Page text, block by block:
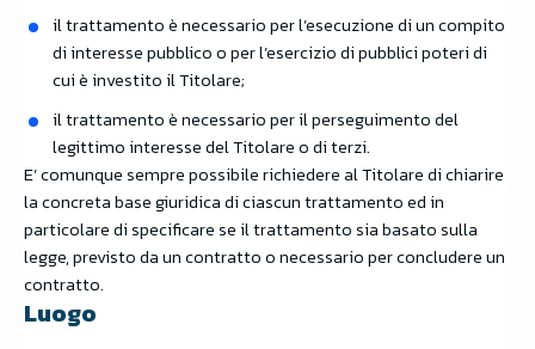
il trattamento è necessario per l’esecuzione di un compito
di interesse pubblico o per l’esercizio di pubblici poteri di
cui è investito il Titolare;
il trattamento è necessario per il perseguimento del
legittimo interesse del Titolare o di terzi.
E’ comunque sempre possibile richiedere al Titolare di chiarire
la concreta base giuridica di ciascun trattamento ed in
particolare di specificare se il trattamento sia basato sulla
legge, previsto da un contratto o necessario per concludere un
contratto.
Luogo